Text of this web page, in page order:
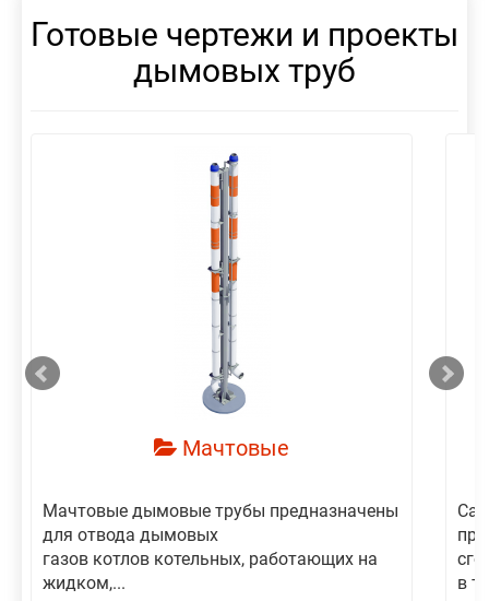
Готовые чертежи и проекты
дымовых труб
Мачтовые
Мачтовые дымовые трубы предназначены
для отвода дымовых
газов котлов котельных, работающих на
жидком,...
в